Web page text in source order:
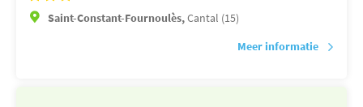
Saint-Constant-Fournoulès,Cantal (15)
Meer informatie